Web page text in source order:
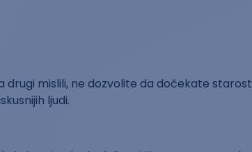
mislili, ne dozvolite da dočekate starost
ljudi.